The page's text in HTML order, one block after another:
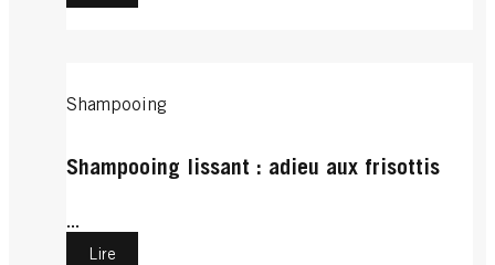
Shampooing
Shampooing lissant : adieu aux frisottis
...
Lire